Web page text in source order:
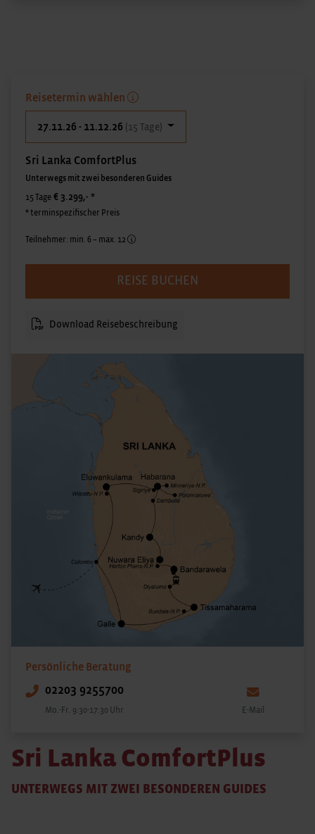
Reisetermin wählen
27.11.26 - 11.12.26 (15 Tage)
Sri Lanka ComfortPlus
Unterwegs mit zwei besonderen Guides
15 Tage € 3.299,- *
* terminspezifischer Preis
Teilnehmer: min. 6 – max. 12
REISE BUCHEN
Download Reisebeschreibung
Persönliche Beratung
02203 9255700
Mo.-Fr. 9:30-17:30 Uhr E-Mail
Sri Lanka ComfortPlus
UNTERWEGS MIT ZWEI BESONDEREN GUIDES